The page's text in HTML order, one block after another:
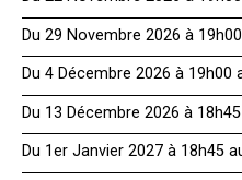
Du 29 Novembre 2026 à
Du 4 Décembre 2026 à 19h00
Du 13 Décembre 2026 à
Du 1er Janvier 2027 à 18h45